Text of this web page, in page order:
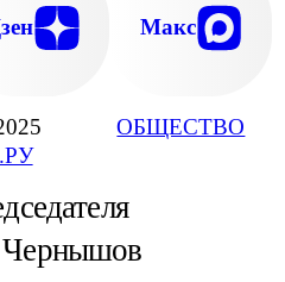
ОБЩЕСТВО
Макс